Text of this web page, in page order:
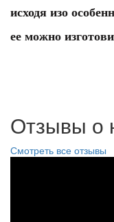
исходя изо
ее можно
Отзывы о
Смотреть все отзывы